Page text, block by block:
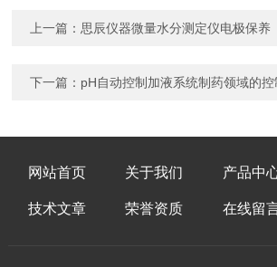
上一篇： 思辰仪器微量水分测定仪电极保养
下一篇： pH自动控制加液系统制药领域的
网站首页 关于我们 产品中
技术文章 荣誉资质 在线留